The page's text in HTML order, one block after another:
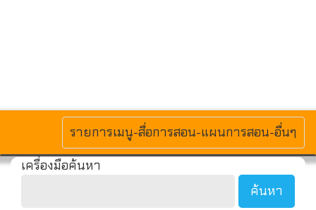
MENU
รายการเมนู-สื่อการสอน-แผนการสอน-อื่นๆ
เครื่องมือค้นหา